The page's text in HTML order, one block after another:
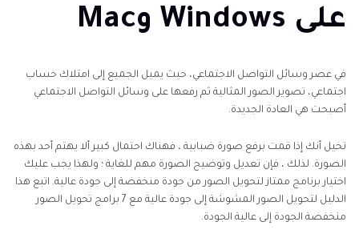
تحويل
الصور
إلى
عالية
الجودة
طمس
أجزاء
من
الصورة
أداة
إزالة
التشويش
على Windows وMac
في عصر وسائل التواصل الاجتماعي، حيث يميل الجميع إلى امتلاك حساب
اجتماعي، تصوير الصور المثالية ثم رفعها على وسائل التواصل الاجتماعي
أصبحت هي العادة الجديدة.
تخيل أنك إذا قمت برفع صورة ضبابية ، فهناك احتمال كبير ألا يهتم أحد بهذه
الصورة. لذلك ، فإن تعديل وتوضيح الصورة مهم للغاية ؛ ولهذا يجب عليك
اختيار برنامج ممتاز لتحويل الصور من جودة منخفضة إلى جودة عالية. اتبع هذا
الدليل لتحويل الصور المشوشة إلى جودة عالية مع 7 برامج تحويل الصور
منخفضة الجودة إلى عالية الجودة.